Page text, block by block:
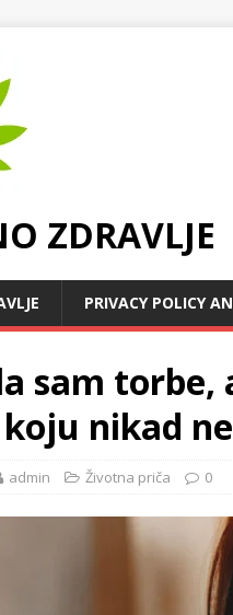
ZDRAVLJE
PRIVACY POLICY
sam
nikad
admin Životna priča 0